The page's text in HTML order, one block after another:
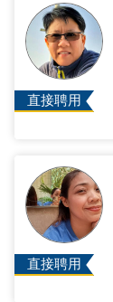
直接聘用
直接聘用